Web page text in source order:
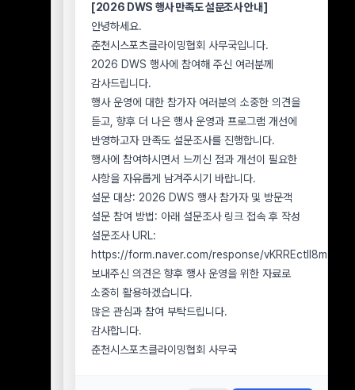
2026 DWS 행사가8월 2일(일)을 끝으로
종료됨에 따라, 미신청 환불 건에 대한 최종
접수기한을 아래와 같이 안내드립니다.
■ 환불 신청 대상
2026년 7월 8일 행사 참가 신청자 중 우천 취소에
따른 환불을 아직 신청하지 않은 참가자
■ 환불 신청 기한
2026년 8월 9일(일)까지
■ 유의사항
환불을 원하시는 참가자께서는 반드시 기한 내 환불
신청을 접수해 주시기 바랍니다.
2026년 8월 9일(일)까지 환불 신청이 접수되지
않은 경우, 환불 의사가 없는 것으로 간주하며
이후에는 참가비 환불이 불가합니다.
환불 신청 시 참가자 성명, 연락처, 환불 계좌번호
및 예금주를 정확히 기재해 주시기 바랍니다.
아직 환불 신청을 하지 않으신 참가자께서는 기한을
확인하시어 반드시 기간 내 접수해 주시기
바랍니다.
2026 DWS 행사장에서 습득된 분실물에 대해
안내드립니다.
행사장에서 물품을 분실하신 참가자 및
방문객께서는 아래 내용을 확인하신 후 협회
사무국으로 문의해 주시기 바랍니다.
1. 분실물 확인 및 문의 방법
분실물 확인을 원하시는 경우 아래 정보를 함께
보내주시기 바랍니다.
분실자 성명 및 연락처
행사 참가 또는 방문 일자
분실한 것으로 추정되는 장소
분실물의 종류, 색상, 브랜드 및 특징 을
알려주십시오.
2. 분실물 수령 방법
분실물은 원칙적으로 본인 확인 후 직접 수령하실
수 있습니다.
부득이하게 택배 수령을 요청하시는 경우 본인
물품임이 확인된 후 착불로 발송할 수 있으며, 배송
과정에서 발생하는 파손이나 분실에 대해서는
[2026 DWS 행사 만족도 설문조사 안내]
안녕하세요.
춘천시스포츠클라이밍협회 사무국입니다.
2026 DWS 행사에 참여해 주신 여러분께
감사드립니다.
행사 운영에 대한 참가자 여러분의 소중한 의견을
듣고, 향후 더 나은 행사 운영과 프로그램 개선에
반영하고자 만족도 설문조사를 진행합니다.
행사에 참여하시면서 느끼신 점과 개선이 필요한
사항을 자유롭게 남겨주시기 바랍니다.
설문 대상: 2026 DWS 행사 참가자 및 방문객
설문 참여 방법: 아래 설문조사 링크 접속 후 작성
설문조사 URL:
https://form.naver.com/response/
보내주신 의견은 향후 행사 운영을 위한 자료로
소중히 활용하겠습니다.
많은 관심과 참여 부탁드립니다.
감사합니다.
춘천시스포츠클라이밍협회 사무국